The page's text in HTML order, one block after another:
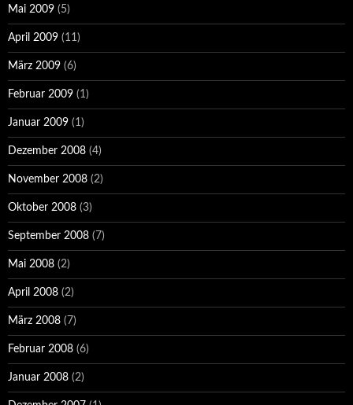
Mai 2009 (5)
April 2009 (11)
März 2009 (6)
Februar 2009 (1)
Januar 2009 (1)
Dezember 2008 (4)
November 2008 (2)
Oktober 2008 (3)
September 2008 (7)
Mai 2008 (2)
April 2008 (2)
März 2008 (7)
Februar 2008 (6)
Januar 2008 (2)